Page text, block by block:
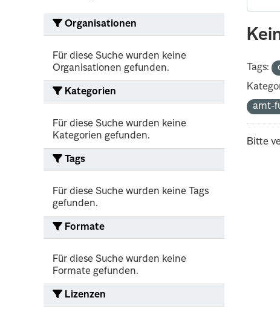
Organisationen
Für diese Suche wurden keine
Organisationen gefunden.
Kategorien
Für diese Suche wurden keine
Kategorien gefunden.
Tags
Für diese Suche wurden keine Tags
gefunden.
Formate
Für diese Suche wurden keine
Formate gefunden.
Lizenzen
Tags:
amt-
Bitte